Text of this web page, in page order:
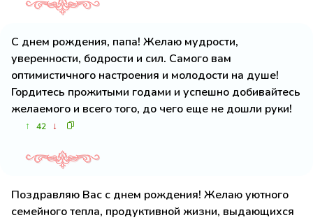
С днем рождения, папа! Желаю мудрости,
уверенности, бодрости и сил. Самого вам
оптимистичного настроения и молодости на душе!
Гордитесь прожитыми годами и успешно добивайтесь
желаемого и всего того, до чего еще не дошли руки!
↑ 42 ↓
Поздравляю Вас с днем рождения! Желаю уютного
семейного тепла, продуктивной жизни, выдающихся